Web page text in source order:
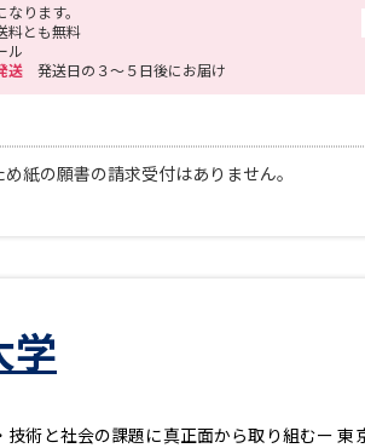
ります。
料とも無料
ル
送 発送日の３～５日後にお届け
紙の願書の請求受付はありません。
学
術と社会の課題に真正面から取り組むー